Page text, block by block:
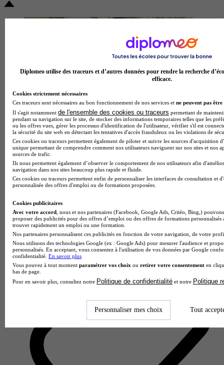
CFA CERFAL
3 avis
Montrouge
Diplomeo utilise des traceurs et d’autres données pour rendre la recherche
efficace.
Cookies strictement nécessaires
Ces traceurs sont nécessaires au bon fonctionnement de nos services et ne peuvent pas être
Il s'agit notamment de l'ensemble des cookies ou traceurs permettant de
pendant sa navigation sur le site, de stocker des informations temporaires telles que les
ou les offres vues, gérer les processus d'identification de l'utilisateur, vérifier s'il est
la sécurité du site web en détectant les tentatives d'accès frauduleux ou les violations de
Ces cookies ou traceurs permettent également de piloter et suivre les sources d'acquisition
unique permettant de comprendre comment nos utilisateurs naviguent sur nos sites et nos
sources de trafic.
Ils nous permettent également d’observer le comportement de nos utilisateurs afin
navigation dans nos sites beaucoup plus rapide et fluide.
Ces cookies ou traceurs permettent enfin de personnaliser les interfaces de consultation et
personnalisée des offres d'emploi ou de formations proposées.
Cookies publicitaires
Avec votre accord , nous et nos partenaires (Facebook, Google Ads, Critéo, Bing,)
proposer des publicités pour des offres d’emploi ou des offres de formations
trouver rapidement un emploi ou une formation.
Nos partenaires personnalisent ces publicités en fonction de votre navigation, de votre
Nous utilisons des technologies Google (ex : Google Ads) pour mesurer l'audience et
personnalisés. En acceptant, vous consentez à l'utilisation de vos données par Google
confidentialité. En savoir plus
Vous pouvez à tout moment paramétrer vos choix ou retirer votre consentement en
bas de page.
Pour en savoir plus, consultez notre Politique de confidentialité et notre Politique
Personnaliser mes choix Tout